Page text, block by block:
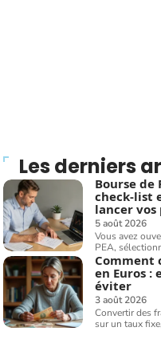
Les derniers
Bourse de
check-list
lancer
5 août 2026
Vous avez
PEA,
Comment
en Euros :
éviter
3 août 2026
Convertir des
sur un taux